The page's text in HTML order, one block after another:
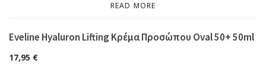
READ MORE
Eveline Hyaluron Lifting Κρέμα Προσώπου Oval 50+ 50ml
17,95 €